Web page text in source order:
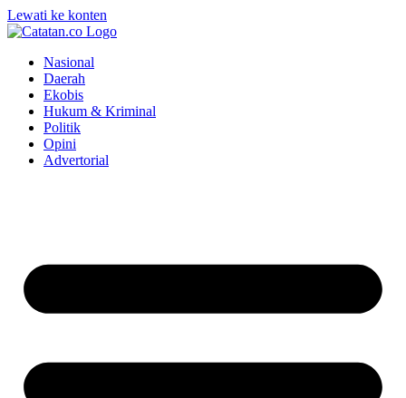
Lewati ke konten
Nasional
Daerah
Ekobis
Hukum & Kriminal
Politik
Opini
Advertorial